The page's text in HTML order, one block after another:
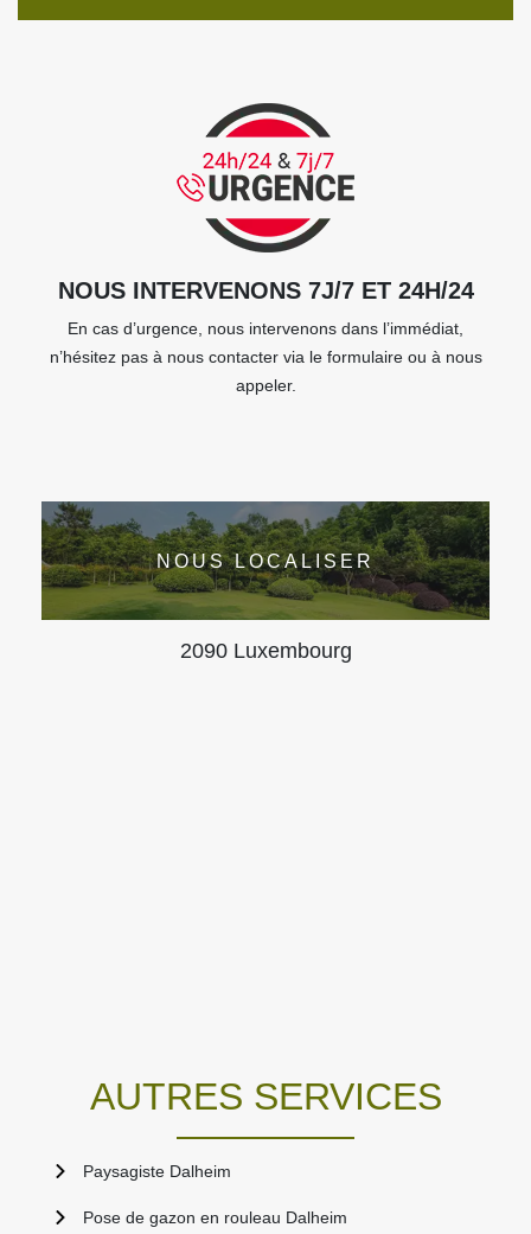
NOUS INTERVENONS 7J/7 ET 24H/24
En cas d’urgence, nous intervenons dans l’immédiat,
n’hésitez pas à nous contacter via le formulaire ou à nous
appeler.
NOUS LOCALISER
2090 Luxembourg
AUTRES SERVICES
Paysagiste Dalheim
Pose de gazon en rouleau Dalheim